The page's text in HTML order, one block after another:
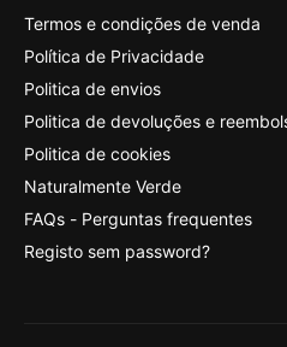
Termos e condições de venda
Política de Privacidade
Politica de envios
Politica de devoluções e
Politica de cookies
Naturalmente Verde
FAQs - Perguntas frequentes
Registo sem password?